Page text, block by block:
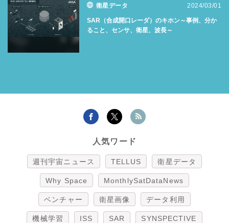
衛星データ 2024/03/01
SAR（合成開口レーダ）のキホン～事例、分か
ること、センサ、衛星、波長～
人気ワード
週刊宇宙ニュース TELLUS 衛星データ
Why Space MonthlySatDataNews
ベンチャー 衛星画像 データ利用
機械学習 ISS SAR SYNSPECTIVE